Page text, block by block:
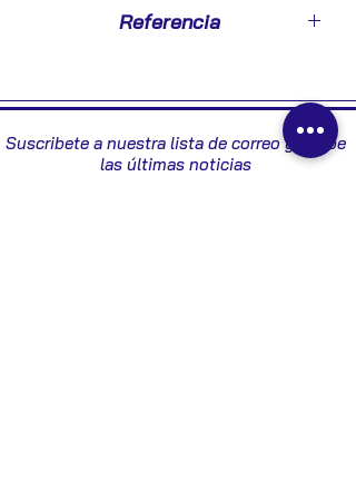
Referencia
Suscribete a nuestra lista de correo y recibe
las últimas noticias